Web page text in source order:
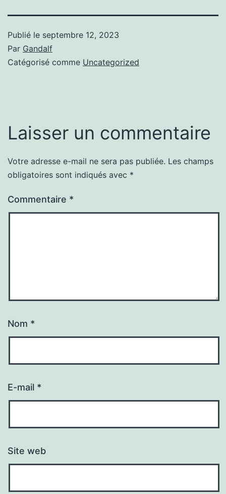
Publié le septembre 12, 2023
Par Gandalf
Catégorisé comme Uncategorized
Laisser un commentaire
Votre adresse e-mail ne sera pas publiée. Les champs
obligatoires sont indiqués avec *
Commentaire *
Nom *
E-mail *
Site web